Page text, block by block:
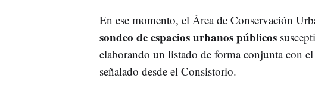
En ese momento, el Área de Conservación
sondeo de espacios urbanos públicos
elaborando un listado de forma conjunta con
señalado desde el Consistorio.